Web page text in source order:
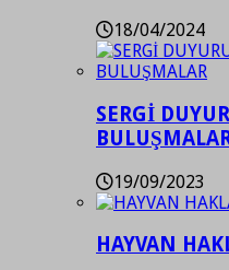
18/04/2024
SERGİ
19/09/2023
HAYVAN